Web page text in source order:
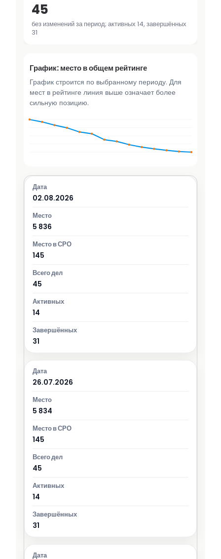
45
без изменений за период; активных 14, завершённых
31
График: место в общем рейтинге
График строится по выбранному периоду. Для
мест в рейтинге линия выше означает более
сильную позицию.
02.08.2026
5 836
145
45
14
31
26.07.2026
5 834
145
45
14
31